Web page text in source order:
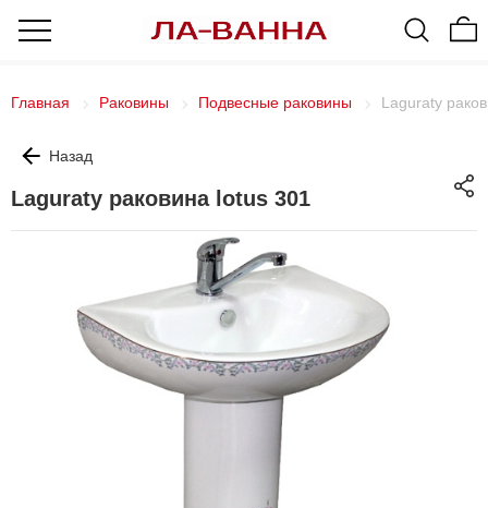
Главная Раковины Подвесные раковины Laguraty
Назад
Laguraty раковина lotus 301